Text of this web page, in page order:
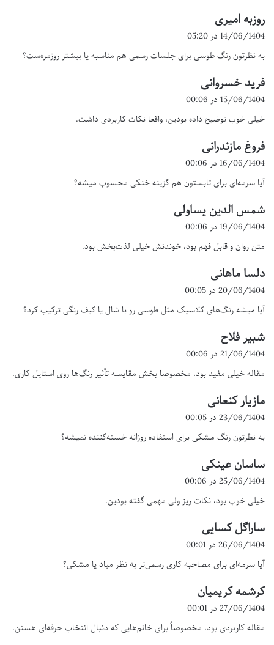
روزبه امیری
ت
:
14/06/1404 در 05:20
به نظرتون رنگ طوسی برای جلسات رسمی هم مناسبه یا بیشتر روزمره‌ست؟
فرید خسروانی
ف
:
15/06/1404 در 00:06
خیلی خوب توضیح داده بودین، واقعا نکات کاربردی داشت.
فروغ مازندرانی
ف
:
16/06/1404 در 00:06
آیا سرمه‌ای برای تابستون هم گزینه خنکی محسوب میشه؟
شمس الدین یساولی
:
19/06/1404 در 00:06
متن روان و قابل فهم بود، خوندنش خیلی لذت‌بخش بود.
دلسا ماهانی
ت
:
20/06/1404 در 00:05
آیا میشه رنگ‌های کلاسیک مثل طوسی رو با شال یا کیف رنگی ترکیب کرد؟
شبیر فلاح
ف
:
21/06/1404 در 00:06
مقاله خیلی مفید بود، مخصوصا بخش مقایسه تأثیر رنگ‌ها روی استایل کاری.
مازیار کنعانی
ف
:
23/06/1404 در 00:05
به نظرتون رنگ مشکی برای استفاده روزانه خسته‌کننده نمیشه؟
ساسان عینکی
ف
:
25/06/1404 در 00:06
خیلی خوب بود، نکات ریز ولی مهمی گفته بودین.
ساراگل کسایی
ف
:
26/06/1404 در 00:01
آیا سرمه‌ای برای مصاحبه کاری رسمی‌تر به نظر میاد یا مشکی؟
کرشمه کریمیان
ف
:
27/06/1404 در 00:01
مقاله کاربردی بود، مخصوصاً برای خانم‌هایی که دنبال انتخاب حرفه‌ای هستن.